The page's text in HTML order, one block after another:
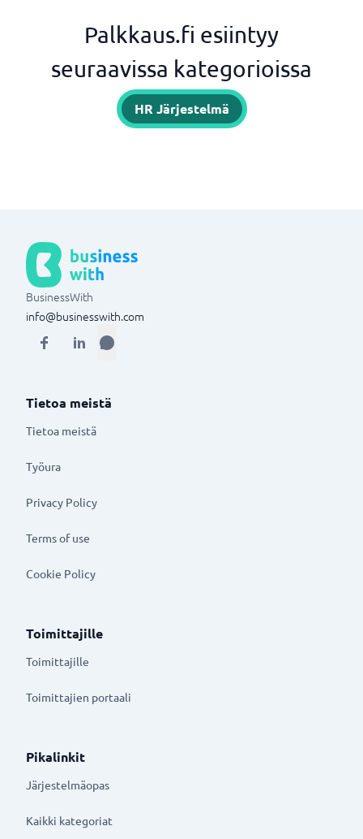
Palkkaus.fi esiintyy
seuraavissa kategorioissa
HR Järjestelmä
BusinessWith
info@businesswith.com
Tietoa meistä
Tietoa meistä
Työura
Privacy Policy
Terms of use
Cookie Policy
Toimittajille
Toimittajille
Toimittajien portaali
Pikalinkit
Järjestelmäopas
Kaikki kategoriat